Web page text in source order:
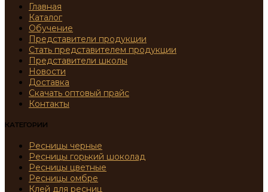
Главная
Каталог
Обучение
Представители продукции
Стать представителем продукции
Представители школы
Новости
Доставка
Скачать оптовый прайс
Контакты
КАТЕГОРИИ
Ресницы черные
Ресницы горький шоколад
Ресницы цветные
Ресницы омбре
Клей для ресниц